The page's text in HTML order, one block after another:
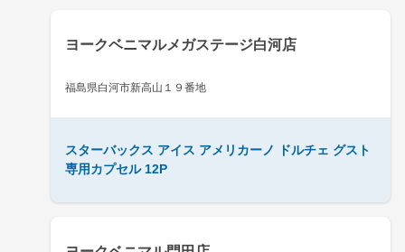
ヨークベニマルメガステージ白河店
福島県白河市新高山１９番地
スターバックス アイス アメリカーノ ドルチェ グスト
専用カプセル 12P